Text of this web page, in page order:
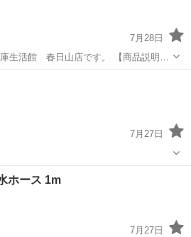
7月28日
春日山店です。 【商品説明】
ります。 YWM-TV80G1 8.0㎏ インバ
7月27日
ホース 1m
7月27日